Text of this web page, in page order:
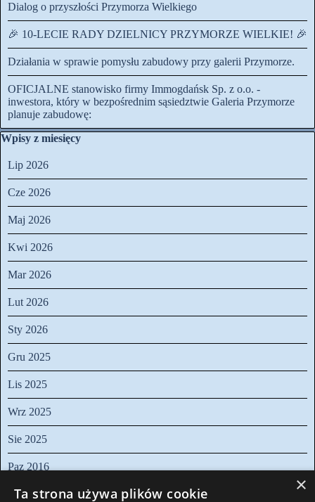
Dialog o przyszłości Przymorza Wielkiego
🎉 10-LECIE RADY DZIELNICY PRZYMORZE WIELKIE! 🎉
Działania w sprawie pomysłu zabudowy przy galerii Przymorze.
OFICJALNE stanowisko firmy Immogdańsk Sp. z o.o. -
inwestora, który w bezpośrednim sąsiedztwie Galeria Przymorze
planuje zabudowę:
Pomiń blok Wpisy z miesięcy
Wpisy z miesięcy
Lip 2026
Cze 2026
Maj 2026
Kwi 2026
Mar 2026
Lut 2026
Sty 2026
Gru 2025
Lis 2025
Wrz 2025
Sie 2025
Paz 2016
Pomiń blok ×
Ta strona używa plików cookie